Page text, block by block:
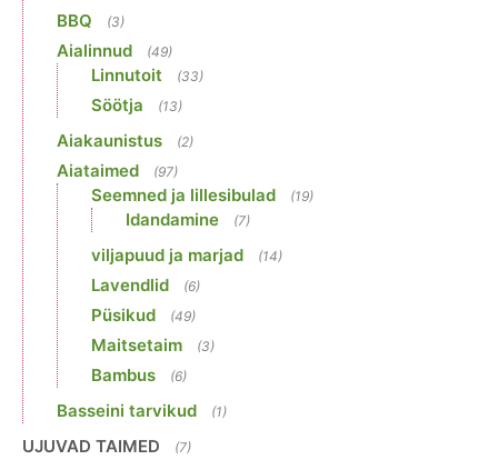
BBQ (3)
Aialinnud (49)
Linnutoit (33)
Söötja (13)
Aiakaunistus (2)
Aiataimed (97)
Seemned ja lillesibulad (19)
Idandamine (7)
viljapuud ja marjad (14)
Lavendlid (6)
Püsikud (49)
Maitsetaim (3)
Bambus (6)
Basseini tarvikud (1)
UJUVAD TAIMED (7)